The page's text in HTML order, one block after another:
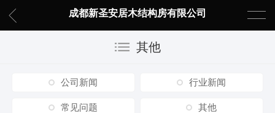
成都新圣安居木结构房有限公司
其他
公司新闻 行业新闻
常见问题 其他